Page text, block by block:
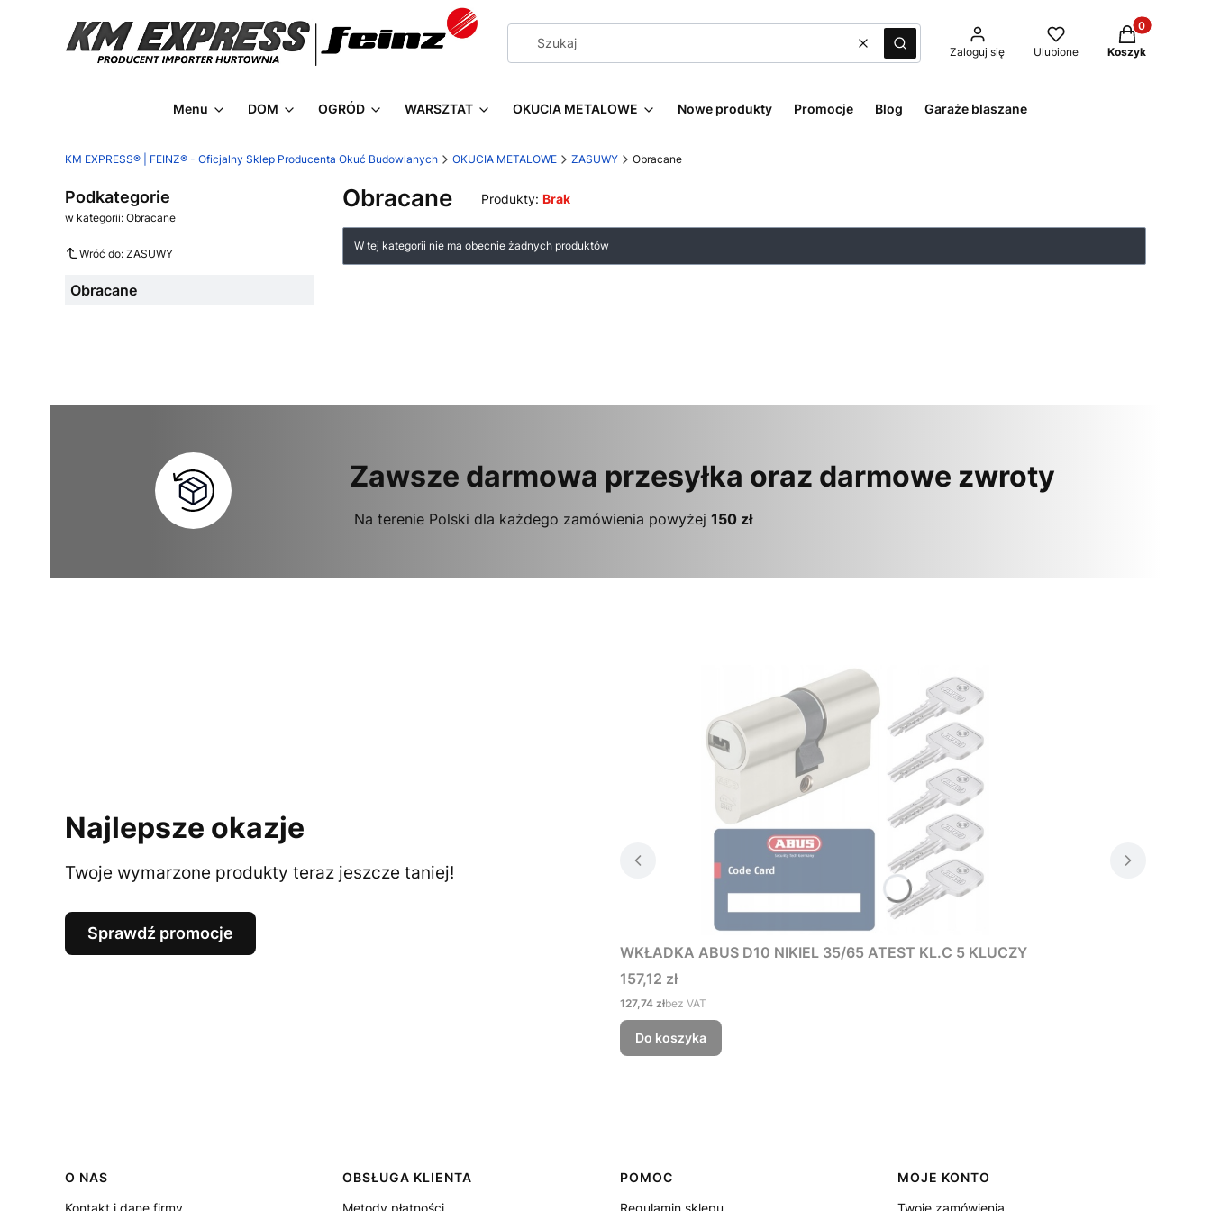
WyczyśćSzukaj Zaloguj się Ulubione
Produkty w
Koszyk
Menu DOM OGRÓD WARSZTAT OKUCIA METALOWE Nowe produkty Promocje Blog Garaże blaszane
KM EXPRESS® | FEINZ® - Oficjalny Sklep Producenta Okuć Budowlanych OKUCIA METALOWE ZASUWY Obracane
Podkategorie
w kategorii: Obracane
Wróć do: ZASUWY
Obracane
Obracane Produkty: Brak
Lista produktów
W tej kategorii nie ma obecnie żadnych produktów
Zawsze darmowa przesyłka oraz darmowe zwroty
Na terenie Polski dla każdego zamówienia powyżej 150 zł
Najlepsze okazje
Twoje wymarzone produkty teraz jeszcze taniej!
Sprawdź promocje
WKŁADKA ABUS D10 NIKIEL 35/65 ATEST KL.C 5 KLUCZY
Cena
157,12 zł
Cena
127,74 złbez VAT
Do koszyka
Linki w stopce
O NAS
OBSŁUGA KLIENTA
POMOC
MOJE KONTO